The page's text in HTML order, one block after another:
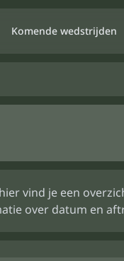
Komende wedstrijden
vind je een
over datum en